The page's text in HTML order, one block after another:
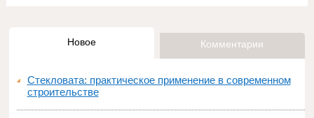
Новое Комментарии
Стекловата: практическое применение в современном
строительстве